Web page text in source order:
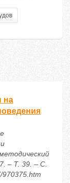
на
– Т. 39. – С.
970375.htm